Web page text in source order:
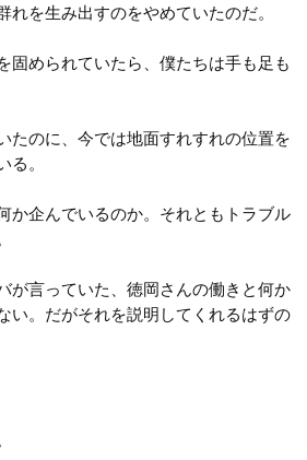
れを生み出すのをやめていたのだ。
固められていたら、僕たちは手も足も
たのに、今では地面すれすれの位置を
る。
か企んでいるのか。それともトラブル
が言っていた、徳岡さんの働きと何か
い。だがそれを説明してくれるはずの